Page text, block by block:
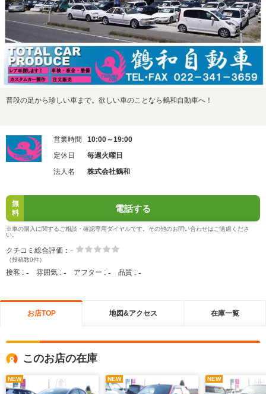
普段の足から珍しい車まで。欲しい車のことなら鶴和自動車へ！
営業時間
10:00～19:00
定休日
毎週火曜日
法人名
株式会社鶴和
無
料
電話する
※車の購入に関するご相談・確認専用ダイヤルです。その他のお問い合わせはご遠慮くださ
い。
クチコミ総合評価： -
（投稿数0件）
接客 : - 雰囲気 : - アフター : - 品質 : -
お店TOP 地図&アクセス 在庫一覧
このお店の在庫
NEW NEW NEW